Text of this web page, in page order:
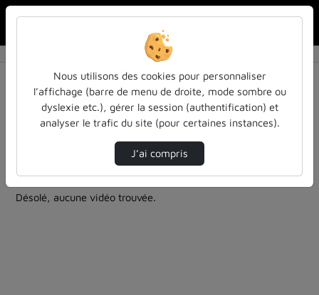
Résultats de la recherche
Filtres actifs (cliquer pour en retirer) :
cycle-sciences-et-societe
cycle-sciences-et-societe
colloques-et-conferences
cycle-sciences-et-societe
0 vidéo trouvée
Désolé, aucune vidéo trouvée.
Nous utilisons des cookies pour personnaliser
l’affichage (barre de menu de droite, mode sombre ou
dyslexie etc.), gérer la session (authentification) et
analyser le trafic du site (pour certaines instances).
J’ai compris